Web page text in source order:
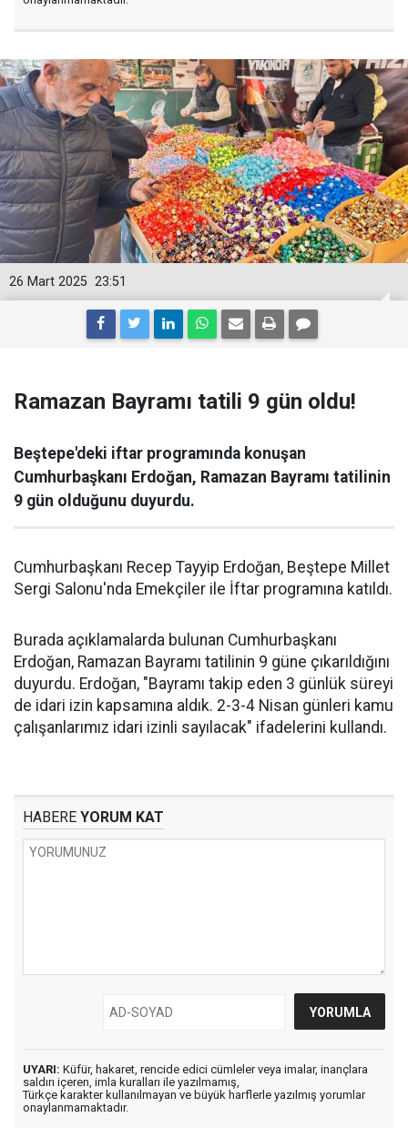
23:51
26 Mart 2025
Ramazan Bayramı tatili 9 gün oldu!
Beştepe'deki iftar programında konuşan
Cumhurbaşkanı Erdoğan, Ramazan Bayramı tatilinin
9 gün olduğunu duyurdu.
Cumhurbaşkanı Recep Tayyip Erdoğan, Beştepe Millet
Sergi Salonu'nda Emekçiler ile İftar programına katıldı.
Burada açıklamalarda bulunan Cumhurbaşkanı
Erdoğan, Ramazan Bayramı tatilinin 9 güne çıkarıldığını
duyurdu. Erdoğan, "Bayramı takip eden 3 günlük süreyi
de idari izin kapsamına aldık. 2-3-4 Nisan günleri kamu
çalışanlarımız idari izinli sayılacak" ifadelerini kullandı.
HABERE YORUM KAT
UYARI: Küfür, hakaret, rencide edici cümleler veya imalar, inançlara
saldırı içeren, imla kuralları ile yazılmamış,
Türkçe karakter kullanılmayan ve büyük harflerle yazılmış yorumlar
onaylanmamaktadır.